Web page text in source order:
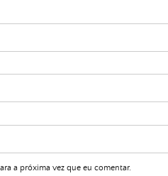
a próxima vez que eu comentar.